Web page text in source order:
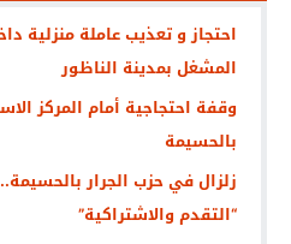
احتجاز و تعذيب عاملة منزلية
المشغل بمدينة الناظور
وقفة احتجاجية أمام المركز
بالحسيمة
زلزال في حزب الجرار
“التقدم والاشتراكية”